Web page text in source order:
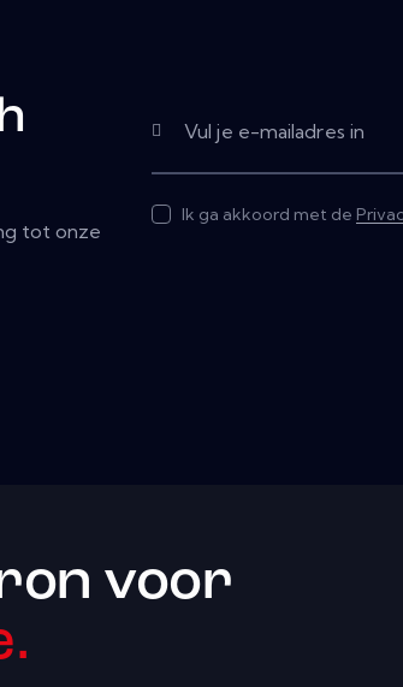
tot onze
Ik ga akkoord met de
voor